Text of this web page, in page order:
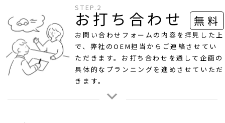
STEP.2
お打ち合わせ 無料
お問い合わせフォームの内容を拝見した上
で、弊社のOEM担当からご連絡させてい
ただきます。お打ち合わせを通して企画の
具体的なプランニングを進めさせていただ
きます。